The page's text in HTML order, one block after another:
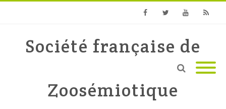
Société française de
Zoosémiotique